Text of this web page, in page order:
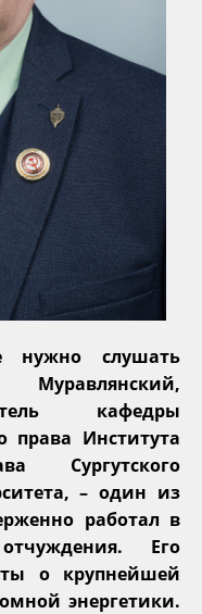
нужно слушать
кафедры
права Института
Сургутского
– один из
работал в
Его
о крупнейшей
энергетики.